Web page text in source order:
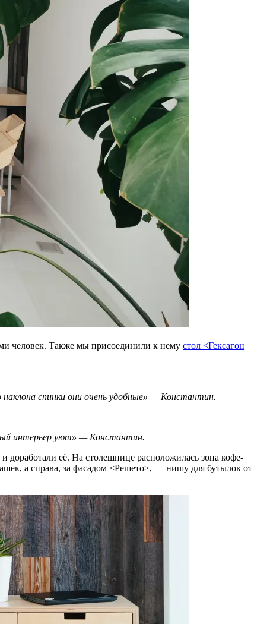
человек. Также мы присоединили к нему стол <Гексагон
спинки они очень удобные» — Константин.
интерьер уют» — Константин.
доработали её. На столешнице расположилась зона кофе-
а справа, за фасадом <Решето>, — нишу для бутылок от